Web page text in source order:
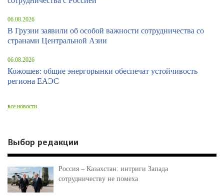
06.08.2026
В Грузии заявили об особой важности сотрудничества со
странами Центральной Азии
06.08.2026
Кожошев: общие энергорынки обеспечат устойчивость
региона ЕАЭС
все новости
Выбор редакции
Россия – Казахстан: интриги Запада
сотрудничеству не помеха